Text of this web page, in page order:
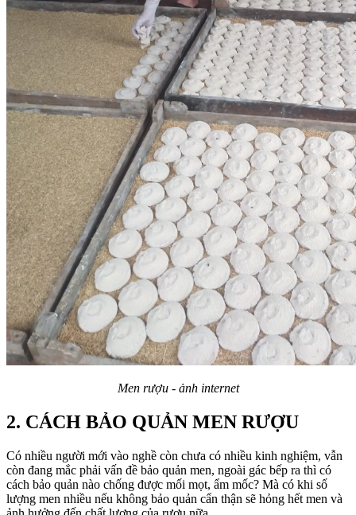
Men rượu - ảnh internet
2. CÁCH BẢO QUẢN MEN RƯỢU
Có nhiều người mới vào nghề còn chưa có nhiều kinh nghiệm, vẫn
còn đang mắc phải vấn đề bảo quản men, ngoài gác bếp ra thì có
cách bảo quản nào chống được mối mọt, ẩm mốc? Mà có khi số
lượng men nhiều nếu không bảo quản cẩn thận sẽ hỏng hết men và